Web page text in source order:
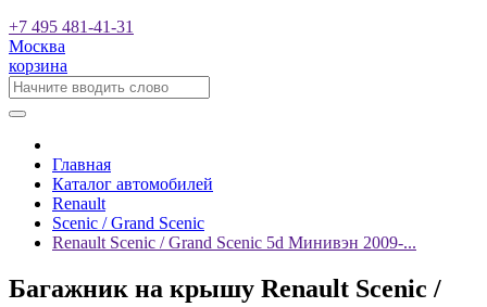
+7 495 481-41-31
Москва
корзина
Главная
Каталог автомобилей
Renault
Scenic / Grand Scenic
Renault Scenic / Grand Scenic 5d Минивэн 2009-...
Багажник на крышу Renault Scenic /